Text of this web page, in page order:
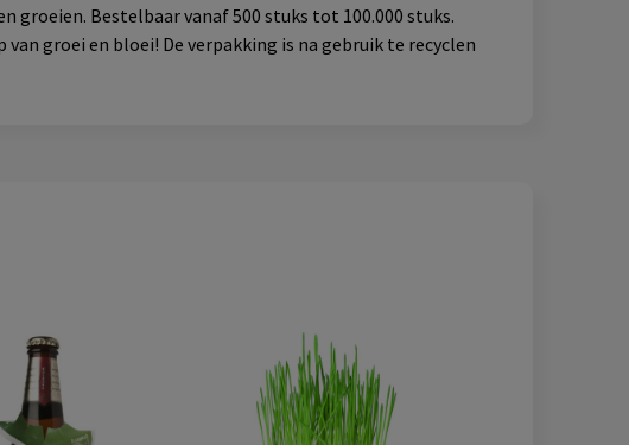
Bestelbaar vanaf 500 stuks tot 100.000 stuks.
groei en bloei! De verpakking is na gebruik te recyclen